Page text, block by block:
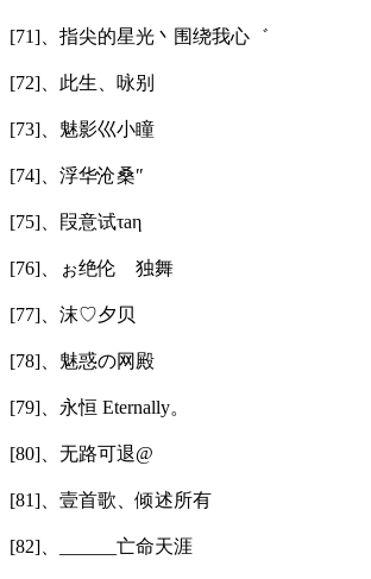
[71]、指尖的星光丶围绕我心゛
[72]、此生、咏别
[73]、魅影巛小瞳
[74]、浮华沧桑″
[75]、叚意试τаη
[76]、ぉ绝伦ゞ独舞
[77]、沫♡夕贝
[78]、魅惑の网殿
[79]、永恒 Eternally。
[80]、无路可退@
[81]、壹首歌、倾述所有
[82]、______亡命天涯